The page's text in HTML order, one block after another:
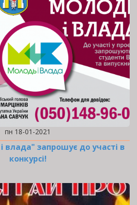
пн 18-01-2021
влада" запрошує до участі в
конкурсі!